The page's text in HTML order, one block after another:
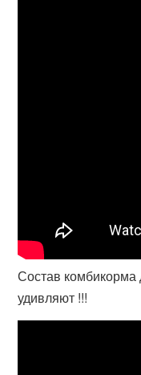
Состав
удивляют !!!